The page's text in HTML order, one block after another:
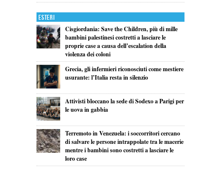
Esteri
Cisgiordania: Save the Children, più di mille
bambini palestinesi costretti a lasciare le
proprie case a causa dell’escalation della
violenza dei coloni
Grecia, gli infermieri riconosciuti come mestiere
usurante: l’Italia resta in silenzio
Attivisti bloccano la sede di Sodexo a Parigi per
le uova in gabbia
Terremoto in Venezuela: i soccorritori cercano
di salvare le persone intrappolate tra le macerie
mentre i bambini sono costretti a lasciare le
loro case